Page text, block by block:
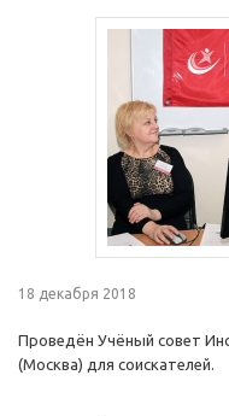
18 декабря 2018
Проведён Учёный совет
(Москва) для соискателей.